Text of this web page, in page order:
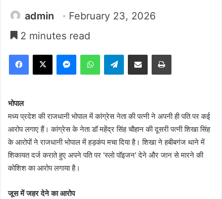
admin
February 23, 2026
2 minutes read
Facebook
X MessengerWhatsAppTelegramShare via Email Print
भोपाल
मध्य प्रदेश की राजधानी भोपाल में कांग्रेस नेता की पत्नी ने अपनी ही पति पर कई
आरोप लगाए हैं। कांग्रेस के नेता डॉ महेंद्र सिंह चौहान की दूसरी पत्नी शिखा सिंह
के आरोपों ने राजधानी भोपाल में हड़कंप मचा दिया है। शिखा ने हबीबगंज थाने में
शिकायत दर्ज कराते हुए अपने पति पर 'स्लो पॉइजन' देने और जान से मारने की
कोशिश का आरोप लगाया है।
जूस में जहर देने का आरोप